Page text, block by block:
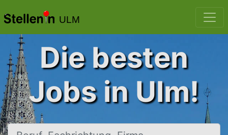
ULM
Die besten
Jobs in Ulm!
Beruf, Fachrichtung, Firma